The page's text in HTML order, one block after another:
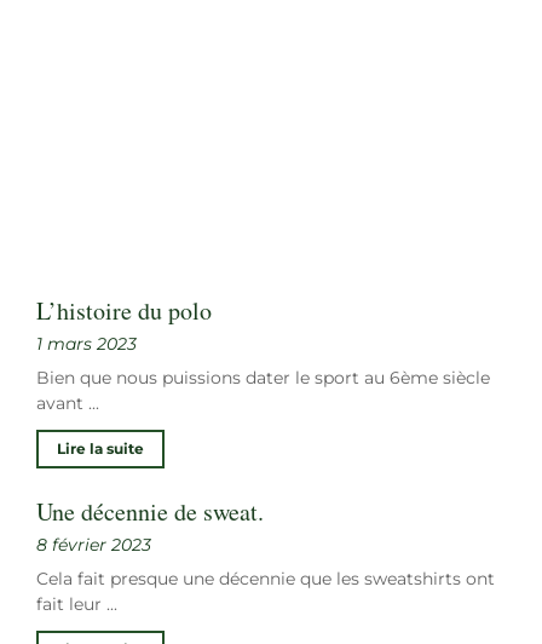
L’histoire du polo
1 mars 2023
Bien que nous puissions dater le sport au 6ème siècle
avant ...
Lire la suite
Une décennie de sweat.
8 février 2023
Cela fait presque une décennie que les sweatshirts ont
fait leur ...